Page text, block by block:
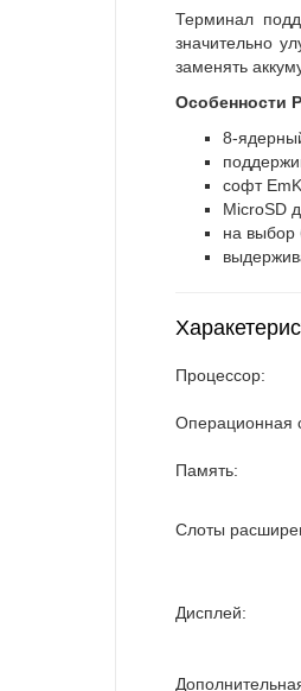
Терминал
значительно
заменять
Особенности
8-
софт
MicroSD
на выбор
Процессор:
Операционная
Память:
Слоты
Дисплей: